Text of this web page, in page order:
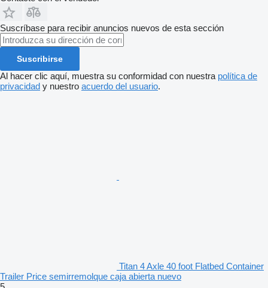
Suscríbase para recibir anuncios nuevos de esta sección
Suscribirse
Al hacer clic aquí, muestra su conformidad con nuestra política de
privacidad y nuestro acuerdo del usuario.
Titan 4 Axle 40 foot Flatbed Container
Trailer Price semirremolque caja abierta nuevo